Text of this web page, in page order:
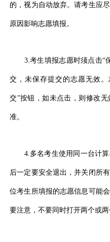
的，视为自动放弃。请考生应
原因影响志愿填报。
3.考生填报志愿时须点击“
交，未保存提交的志愿无效
交”按钮，如未点击，则修改
准。
4.多名考生使用同一台计算
后一定要安全退出，并关闭所
位考生所填报的志愿信息可能
要注意，不要同时打开两个或